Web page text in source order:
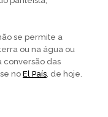
se permite a
ou na água ou
conversão das
no El País, de hoje.